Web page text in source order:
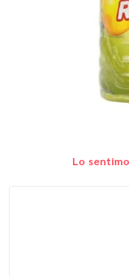
Lo